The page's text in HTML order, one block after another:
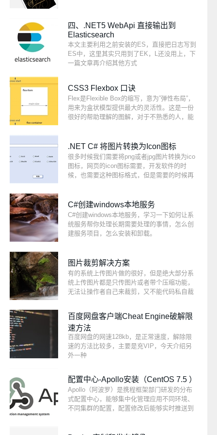
四、.NET5 WebApi 直接输出到
Elasticsearch
本文主要利用之前安装的ES，直接把日志写到
ES中，这里其实只用到了EK，L还没用上，下
一篇文章再介绍其他方式
CSS3 Flexbox 口诀
Flex是Flexible Box的缩写，意为”弹性布局”，
用来为盒状模型提供最大的灵活性。这是一份
很好的帮助理解的图解，对于不熟悉的人，能
.NET C# 将图片转换为Icon图标
很多时候我们需要将png或者jpg图片转换为ico
图标，网页的icon图标需要，开发软件的时
候，也需要这种图标格式，但是需要的时候再
C#创建windows本地服务
C#创建windows本地服务，学习一下如何让系
统服务帮你处理长期需要处理的事情，怎么创
建服务项目，怎么安装和卸载。
图片裁剪解决方案
有的系统上传图片做的很好，但是绝大部分系
统上传图片都是只传图片或者带个压缩功能，
无法让操作者自己来裁剪，又不能代码私自裁
尺寸即可。代码本来可以更加简单，底层也是
调用了cropper.js的方法，样式几乎没写，可以
根据自己的情况再次开发。
百度网盘客户端Cheat Engine破解限
速方法
百度网盘的网速128kb，是正常速度，解除限
速的方法比较多，主要是充VIP，今天介绍另
外一种
配置中心-Apollo安装（CentOS 7.5 ）
Apollo（阿波罗）是携程框架部门研发的分布
式配置中心，能够集中化管理应用不同环境、
不同集群的配置，配置修改后能够实时推送到